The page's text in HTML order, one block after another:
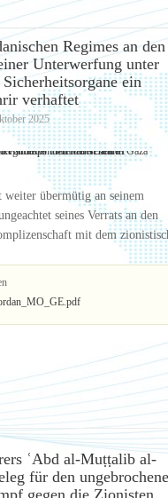
Regimes an den
Unterwerfung unter
ein
verhaftet
2025
weiter übermütig an seinem
seines Verrats an den
mit dem
ʿAbd al-Muṭṭalib al-
für den
gegen die Zionisten,